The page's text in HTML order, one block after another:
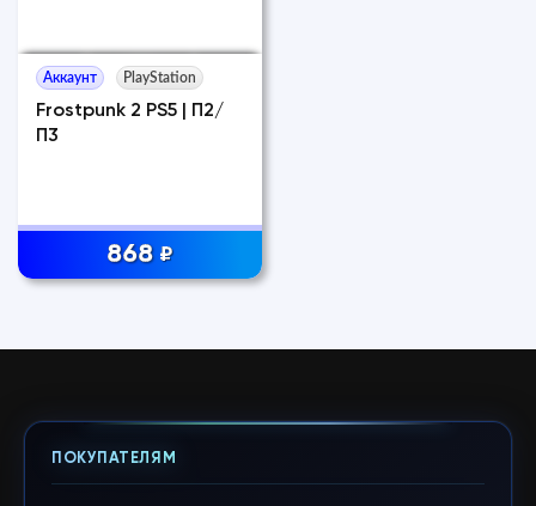
Аккаунт PlayStation
Frostpunk 2 PS5 | П2/
П3
868 ₽
ПОКУПАТЕЛЯМ